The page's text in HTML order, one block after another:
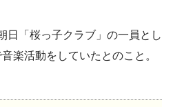
日「桜っ子クラブ」の一員とし
楽活動をしていたとのこと。